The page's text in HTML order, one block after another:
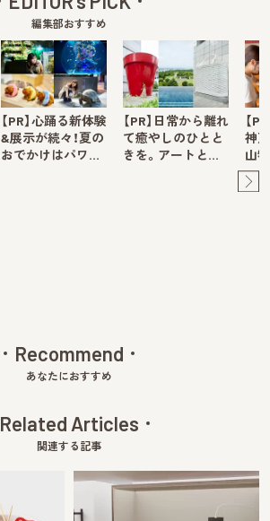
編集部おすすめ
【PR】心踊る新体験
&展示が続々！夏の
おでかけはパワ…
【PR】日常から離れ
て癒やしのひとと
きを。アートと…
【
神
山
Recommend
あなたにおすすめ
Related Articles
関連する記事